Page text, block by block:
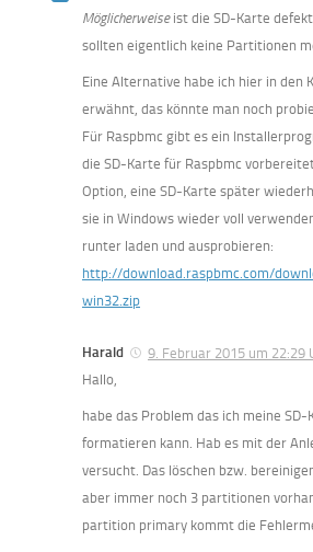
Möglicherweiseist die SD-Karte
sollten eigentlich keine Partitionen
Eine Alternative habe ich hier in den
erwähnt, das könnte man noch
Für Raspbmc gibt es ein
die SD-Karte für Raspbmc
Option, eine SD-Karte später
sie in Windows wieder voll
runter laden und ausprobieren:
http://download.raspbmc.com/
win32.zip
Harald
9. Februar 2015 um 22:29
Hallo,
habe das Problem das ich meine
formatieren kann. Hab es mit der
versucht. Das löschen bzw.
aber immer noch 3 partitionen
partition primary kommt die